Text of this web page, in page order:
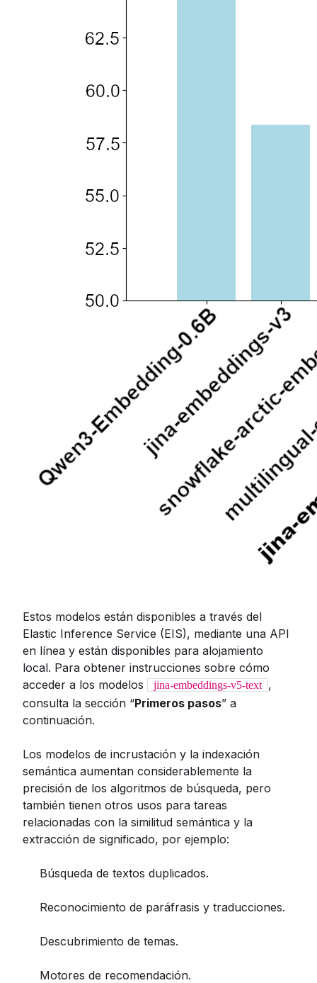
Estos modelos están disponibles a través del
Elastic Inference Service (EIS), mediante una API
en línea y están disponibles para alojamiento
local. Para obtener instrucciones sobre cómo
acceder a los modelos
jina-embeddings-v5-text ,
consulta la sección “Primeros pasos” a
continuación.
Los modelos de incrustación y la indexación
semántica aumentan considerablemente la
precisión de los algoritmos de búsqueda, pero
también tienen otros usos para tareas
relacionadas con la similitud semántica y la
extracción de significado, por ejemplo:
Búsqueda de textos duplicados.
Reconocimiento de paráfrasis y traducciones.
Descubrimiento de temas.
Motores de recomendación.